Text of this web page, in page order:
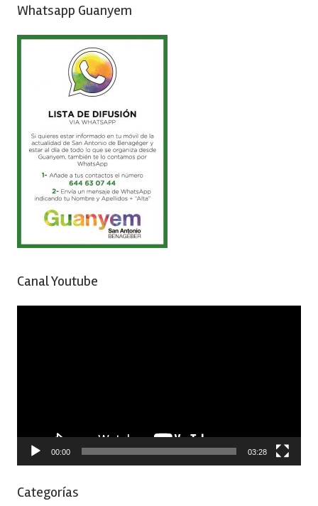
Whatsapp Guanyem
Canal Youtube
00:00 03:28
Categorías